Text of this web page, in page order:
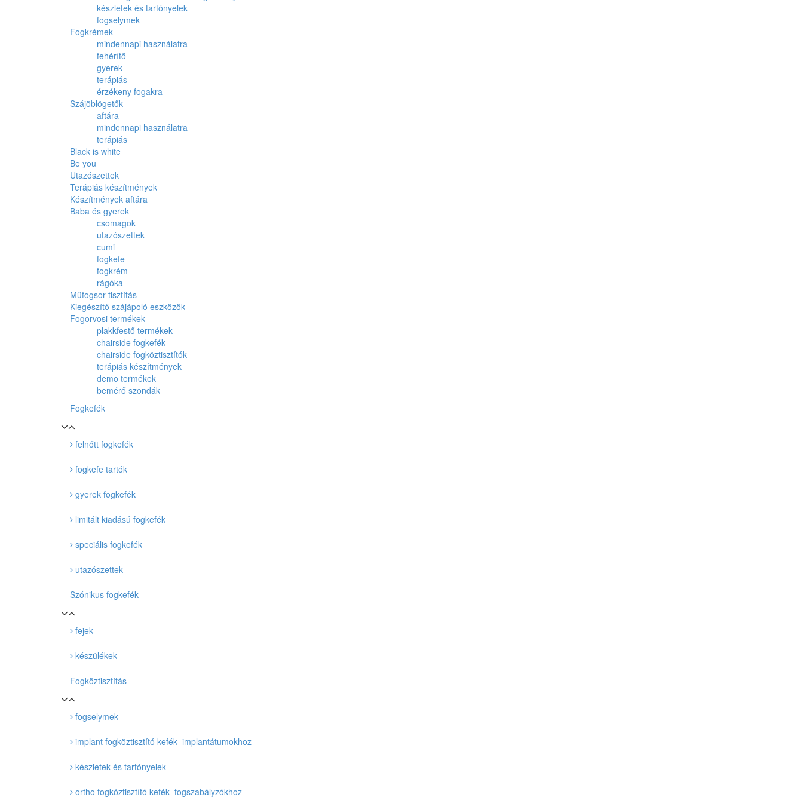
készletek és tartónyelek
fogselymek
Fogkrémek
mindennapi használatra
fehérítő
gyerek
terápiás
érzékeny fogakra
Szájöblögetők
aftára
mindennapi használatra
terápiás
Black is white
Be you
Utazószettek
Terápiás készítmények
Készítmények aftára
Baba és gyerek
csomagok
utazószettek
cumi
fogkefe
fogkrém
rágóka
Műfogsor tisztítás
Kiegészítő szájápoló eszközök
Fogorvosi termékek
plakkfestő termékek
chairside fogkefék
chairside fogköztisztítók
terápiás készítmények
demo termékek
bemérő szondák
Fogkefék
felnőtt fogkefék
fogkefe tartók
gyerek fogkefék
limitált kiadású fogkefék
speciális fogkefék
utazószettek
Szónikus fogkefék
fejek
készülékek
Fogköztisztítás
fogselymek
implant fogköztisztító kefék- implantátumokhoz
készletek és tartónyelek
ortho fogköztisztító kefék- fogszabályzókhoz